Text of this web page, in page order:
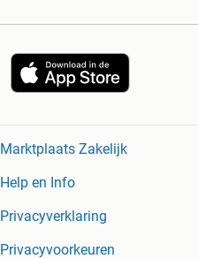
Marktplaats Zakelijk
Help en Info
Privacyverklaring
Privacyvoorkeuren